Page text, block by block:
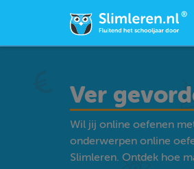
Ver
Wil jij online oefenen
onderwerpen online
Slimleren. Ontdek hoe